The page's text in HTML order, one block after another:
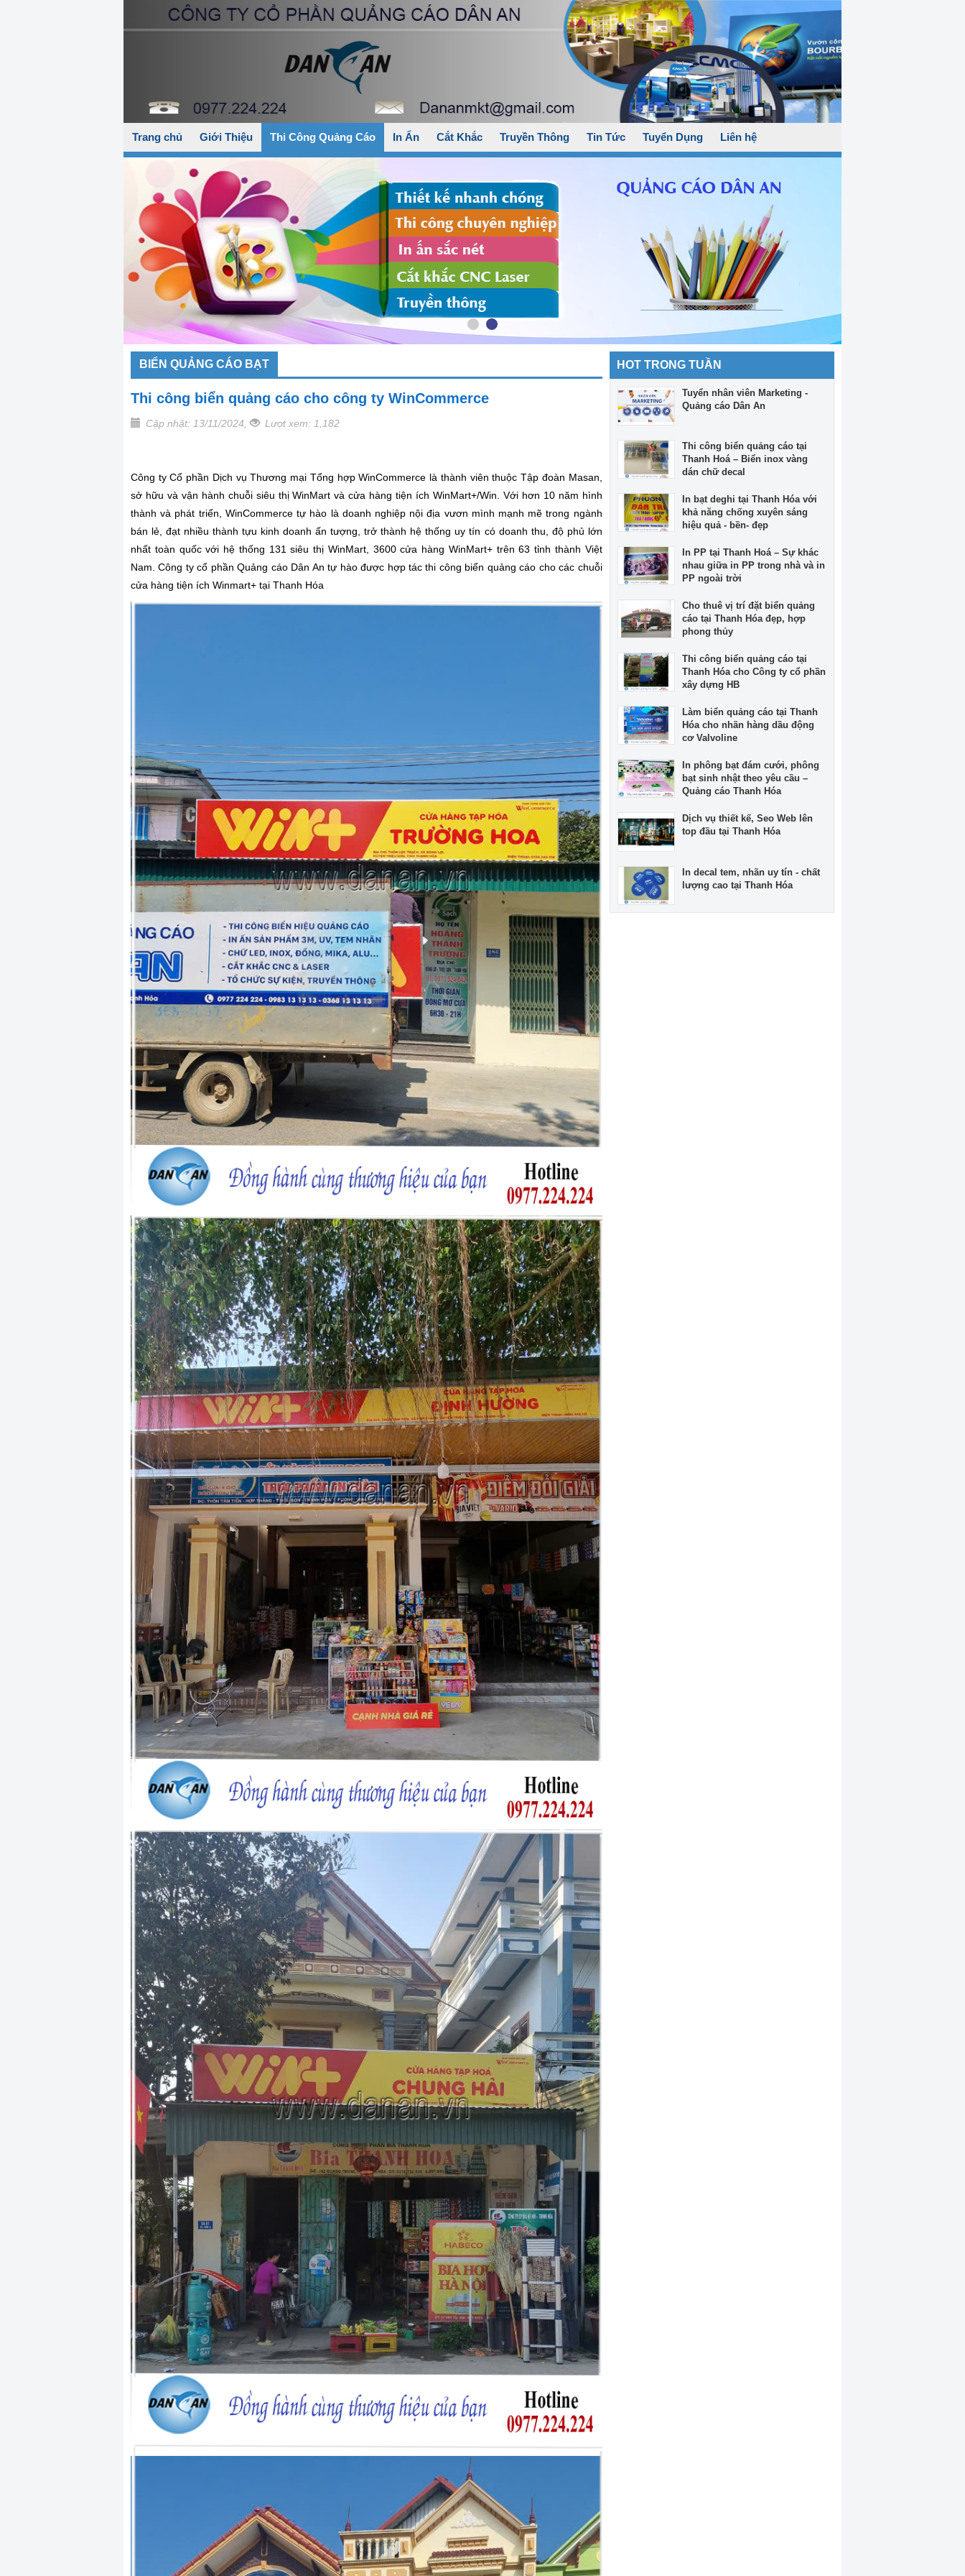
Trang chủ Giới Thiệu Thi Công Quảng Cáo In Ấn Cắt Khắc Truyền Thông Tin Tức Tuyển Dụng Liên hệ
BIỂN QUẢNG CÁO BẠT
Thi công biển quảng cáo cho công ty WinCommerce
Cập nhật: 13/11/2024, Lượt xem: 1,182
Công ty Cổ phần Dịch vụ Thương mại Tổng hợp WinCommerce là thành viên thuộc Tập đoàn Masan,
sở hữu và vận hành chuỗi siêu thị WinMart và cửa hàng tiện ích WinMart+/Win. Với hơn 10 năm hình
thành và phát triển, WinCommerce tự hào là doanh nghiệp nội địa vươn mình mạnh mẽ trong ngành
bán lẻ, đạt nhiều thành tựu kinh doanh ấn tượng, trở thành hệ thống uy tín có doanh thu, độ phủ lớn
nhất toàn quốc với hệ thống 131 siêu thị WinMart, 3600 cửa hàng WinMart+ trên 63 tỉnh thành Việt
Nam. Công ty cổ phần Quảng cáo Dân An tự hào được hợp tác thi công biển quảng cáo cho các chuỗi
cửa hàng tiện ích Winmart+ tại Thanh Hóa
HOT TRONG TUẦN
Tuyển nhân viên Marketing -
Quảng cáo Dân An
Thi công biển quảng cáo tại
Thanh Hoá – Biển inox vàng
dán chữ decal
In bạt deghi tại Thanh Hóa với
khả năng chống xuyên sáng
hiệu quả - bền- đẹp
In PP tại Thanh Hoá – Sự khác
nhau giữa in PP trong nhà và in
PP ngoài trời
Cho thuê vị trí đặt biển quảng
cáo tại Thanh Hóa đẹp, hợp
phong thủy
Thi công biển quảng cáo tại
Thanh Hóa cho Công ty cổ phần
xây dựng HB
Làm biển quảng cáo tại Thanh
Hóa cho nhãn hàng dầu động
cơ Valvoline
In phông bạt đám cưới, phông
bạt sinh nhật theo yêu cầu –
Quảng cáo Thanh Hóa
Dịch vụ thiết kế, Seo Web lên
top đầu tại Thanh Hóa
In decal tem, nhãn uy tín - chất
lượng cao tại Thanh Hóa